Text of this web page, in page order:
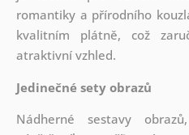
romantiky a přírodního
kvalitním plátně, což
atraktivní vzhled.
Jedinečné sety obrazů
Nádherné sestavy